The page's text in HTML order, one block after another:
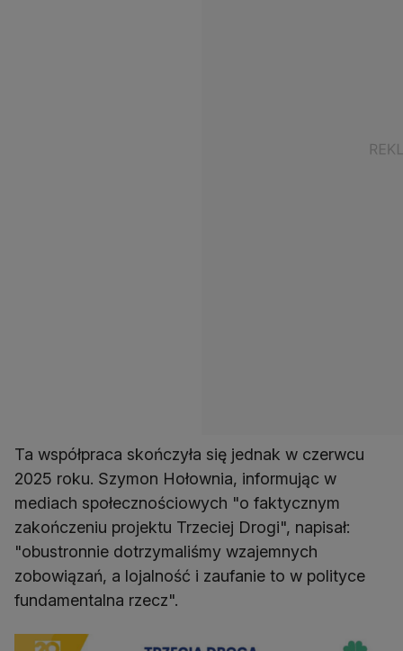
Ta współpraca skończyła się jednak w czerwcu
2025 roku. Szymon Hołownia, informując w
mediach społecznościowych "o faktycznym
zakończeniu projektu Trzeciej Drogi", napisał:
"obustronnie dotrzymaliśmy wzajemnych
zobowiązań, a lojalność i zaufanie to w polityce
fundamentalna rzecz".